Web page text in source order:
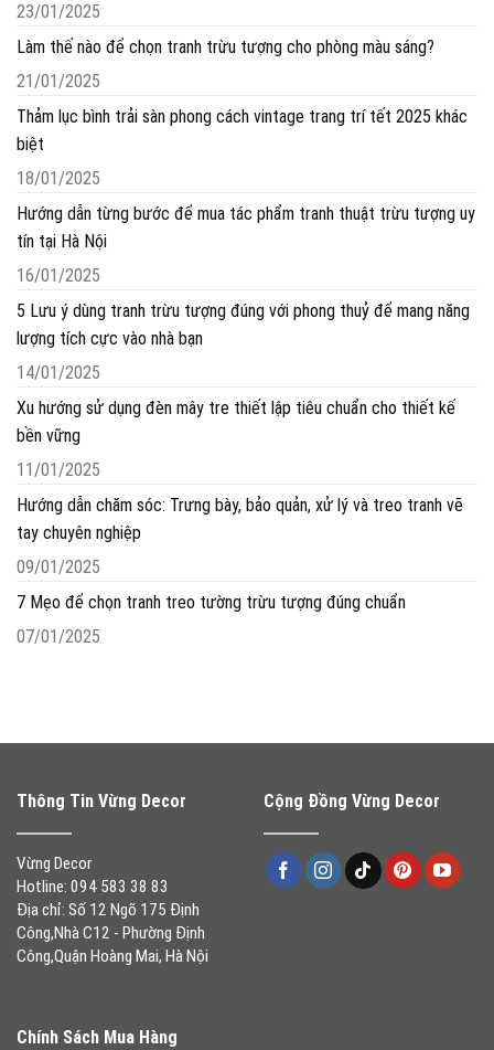
23/01/2025
Làm thế nào để chọn tranh trừu tượng cho phòng màu sáng?
21/01/2025
Thảm lục bình trải sàn phong cách vintage trang trí tết 2025 khác
biệt
18/01/2025
Hướng dẫn từng bước để mua tác phẩm tranh thuật trừu tượng uy
tín tại Hà Nội
16/01/2025
5 Lưu ý dùng tranh trừu tượng đúng với phong thuỷ để mang năng
lượng tích cực vào nhà bạn
14/01/2025
Xu hướng sử dụng đèn mây tre thiết lập tiêu chuẩn cho thiết kế
bền vững
11/01/2025
Hướng dẫn chăm sóc: Trưng bày, bảo quản, xử lý và treo tranh vẽ
tay chuyên nghiệp
09/01/2025
7 Mẹo để chọn tranh treo tường trừu tượng đúng chuẩn
07/01/2025
Thông Tin Vừng Decor
Vừng Decor
Hotline: 094 583 38 83
Địa chỉ: Số 12 Ngõ 175 Định
Công,Nhà C12 - Phường Định
Công,Quận Hoàng Mai, Hà Nội
Cộng Đồng Vừng Decor
Chính Sách Mua Hàng